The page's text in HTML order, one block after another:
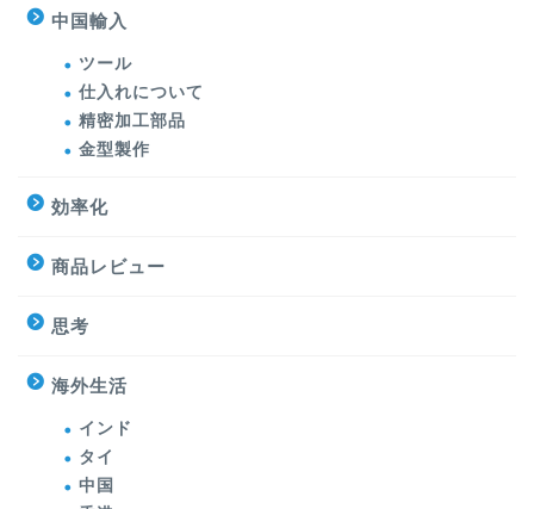
中国輸入
ツール
仕入れについて
精密加工部品
金型製作
効率化
商品レビュー
思考
海外生活
インド
タイ
中国